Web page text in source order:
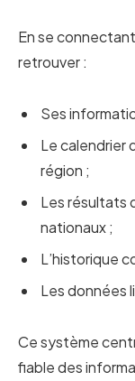
En se
retrouver :
Ses
Le calendrier
région ;
Les résultats
nationaux ;
L’historique
Les données
Ce système
fiable des